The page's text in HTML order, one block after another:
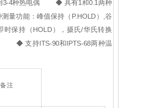
4种热电偶 ◆ 具有1和0.1两种
功能：峰值保持（P.HOLD）,谷
时保持（HOLD），摄氏/华氏转换
◆ 支持ITS-90和IPTS-68两种温
备注